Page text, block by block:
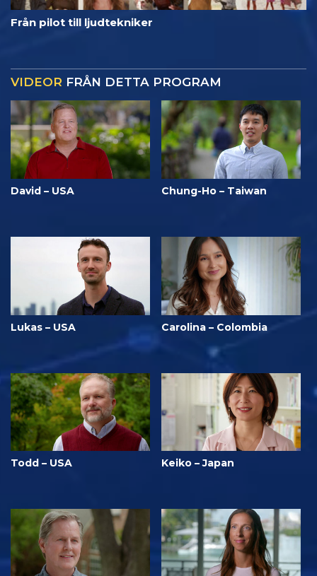
Från pilot till ljudtekniker
VIDEOR FRÅN DETTA PROGRAM
David – USA Chung-Ho – Taiwan
Lukas – USA Carolina – Colombia
Todd – USA Keiko – Japan